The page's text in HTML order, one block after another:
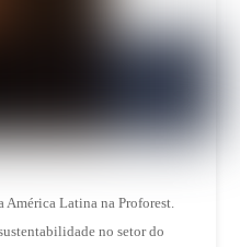
América Latina na Proforest.
no setor do